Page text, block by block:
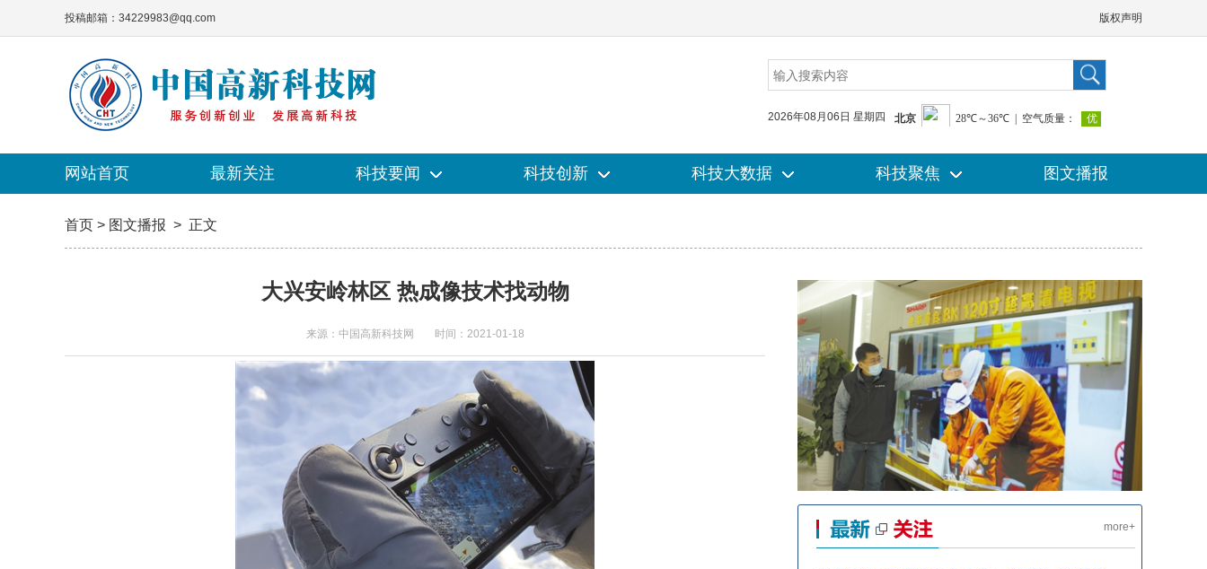
投稿邮箱：34229983@qq.com 版权声明
2026年08月06日 星期四
网站首页
网站首页 最新关注
最新关注 科技要闻
科技要闻 科技创新
科技创新 科技大数据
科技大数据 科技聚焦
科技聚焦 图文播报
图文播报
首页 > 图文播报 > 正文
大兴安岭林区 热成像技术找动物
来源：中国高新科技网 时间：2021-01-18
more+